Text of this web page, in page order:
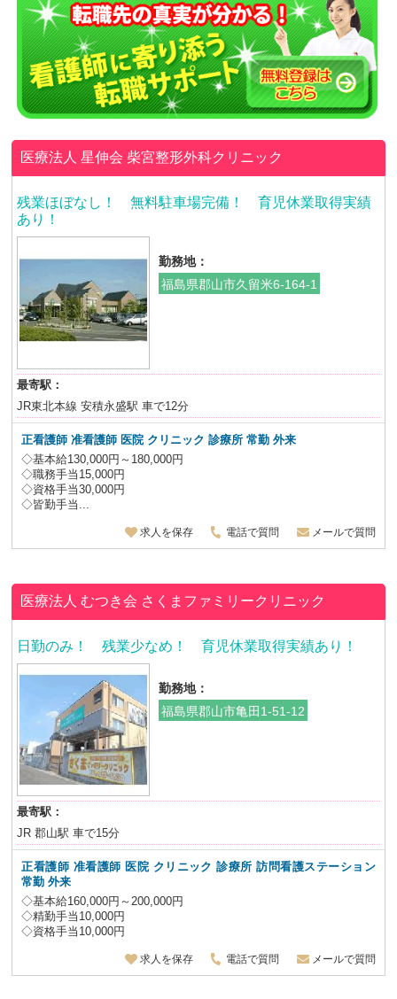
医療法人 星伸会 柴宮整形外科クリニック
残業ほぼなし！ 無料駐車場完備！ 育児休業取得実績
あり！
勤務地：
福島県郡山市久留米6-164-1
最寄駅：
JR東北本線 安積永盛駅 車で12分
正看護師 准看護師 医院 クリニック 診療所 常勤 外来
◇基本給130,000円～180,000円
◇職務手当15,000円
◇資格手当30,000円
◇皆勤手当...
求人を保存 電話で質問 メールで質問
医療法人 むつき会 さくまファミリークリニック
日勤のみ！ 残業少なめ！ 育児休業取得実績あり！
勤務地：
福島県郡山市亀田1-51-12
最寄駅：
JR 郡山駅 車で15分
正看護師 准看護師 医院 クリニック 診療所 訪問看護ステーション
常勤 外来
◇基本給160,000円～200,000円
◇精勤手当10,000円
◇資格手当10,000円
求人を保存 電話で質問 メールで質問